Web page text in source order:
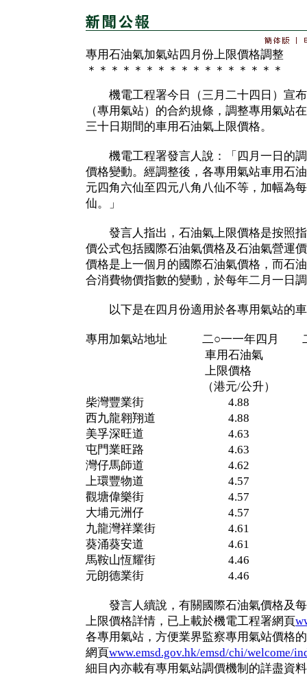
專用石油氣加氣站四月份上限價格調整
＊＊＊＊＊＊＊＊＊＊＊＊＊＊＊＊＊
機電工程署今日（三月二十四日）宣布
（專用氣站）的合約規條，調整專用氣站
三十日期間的車用石油氣上限價格。
機電工程署發言人說：「四月一日的調
價格變動。經調整後，各專用氣站車用石
元四角六仙至四元八角八仙不等，加幅為
仙。」
發言人指出，石油氣上限價格是按照指
價公式包括國際石油氣價格及石油氣營運
價格是上一個月的國際石油氣價格，而石
合消費物價指數的變動，於每年二月一日
以下是在四月份適用於各專用氣站的車
專用加氣站地址 二○一一年四月 二
車用石油氣 車用
上限價格 上限
（港元/公升） (港
柴灣豐業街 4.88
西九龍翱翔道 4.88
美孚深旺道 4.63
屯門業旺路 4.63
灣仔馬師道 4.62
上環豐物道 4.57
觀塘偉樂街 4.57
大埔元洲仔 4.57
九龍灣祥業街 4.61
葵涌葵安道 4.61
馬鞍山恆耀街 4.46
元朗德業街 4.46
發言人續說，有關國際石油氣價格及每
上限價格詳情，已上載於機電工程署網頁
各專用氣站，方便業界監察專用氣站價格
網頁www.emsd.gov.hk/emsd/chi/welcome/
細目內亦載有專用氣站調價機制的詳盡資